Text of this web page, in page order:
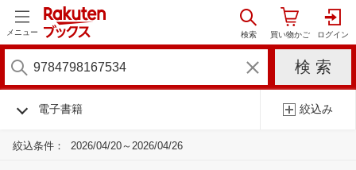
メニュー
電子書籍 絞込み
絞込条件： 2026/04/20～2026/04/26